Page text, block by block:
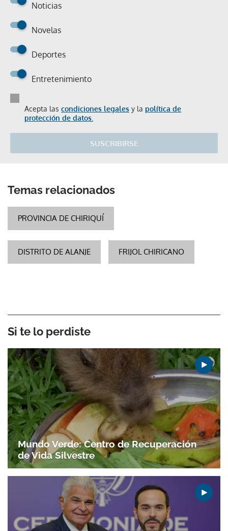
Noticias
Novelas
Deportes
Entretenimiento
Acepta las condiciones legales y la política de
protección de datos.
SUSCRIBIRSE
Temas relacionados
PROVINCIA DE CHIRIQUÍ
DISTRITO DE ALANJE FRIJOL CHIRICANO
Si te lo perdiste
Mundo Verde: Centro de Recuperación
de Vida Silvestre